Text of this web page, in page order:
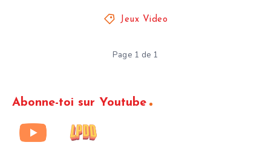
Jeux Video
Page 1 de 1
Abonne-toi sur Youtube